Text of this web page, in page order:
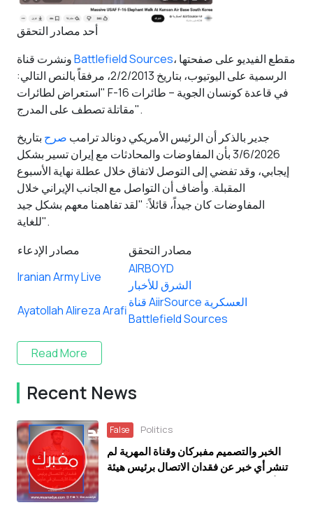
أحد مصادر التحقق
Battlefield Sources، مقطع الفيديو على صفحتها
الرسمية على اليوتيوب، بتاريخ 2/2/2013، مرفقاً بالنص التالي:
"استعراض لطائرات F-16 في قاعدة كونسان الجوية – طائرات
مقاتلة تصطف على المدرج".
جدير بالذكر أن الرئيس الأمريكي دونالد ترامب صرح بتاريخ
3/6/2026 بأن المفاوضات والمحادثات مع إيران تسير بشكل
إيجابي، وقد تفضي إلى التوصل لاتفاق خلال عطلة نهاية الأسبوع
المقبلة. وأضاف أن التواصل مع الجانب الإيراني خلال
المفاوضات كان جيداً، قائلاً: "لقد تفاهمنا معهم بشكل جيد
للغاية".
مصادر الإدعاء
مصادر التحقق
Iranian Army Live
Ayatollah Alireza Arafi
AIRBOYD
الشرق للأخبار
قناة AiirSource العسكرية
Battlefield Sources
Read More
Recent News
False Politics
الخبر والتصميم مفبركان وقناة المهرية لم
تنشر أي خبر عن فقدان الاتصال برئيس هيئة